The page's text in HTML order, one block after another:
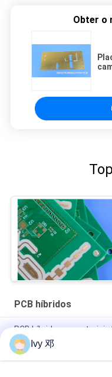
Obter o
PCB híbridos
PCB híbrido em materiais
F4BM265 PCB híbrido de
controlada com vias
Ivy 邓